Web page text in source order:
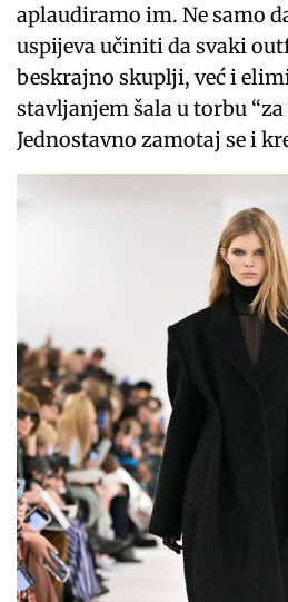
aplaudiramo im. Ne samo
uspijeva učiniti da svaki
beskrajno skuplji, već i
stavljanjem šala u torbu “za
Jednostavno zamotaj se i